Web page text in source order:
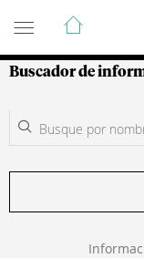
Guía de
Buscador de